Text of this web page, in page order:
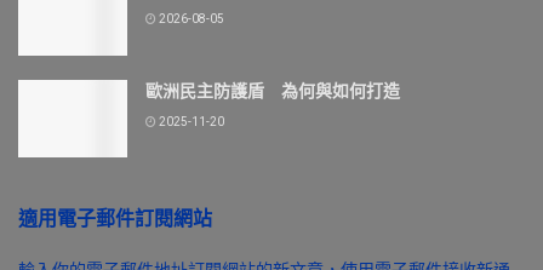
2026-08-05
歐洲民主防護盾 為何與如何打造
2025-11-20
適用電子郵件訂閱網站